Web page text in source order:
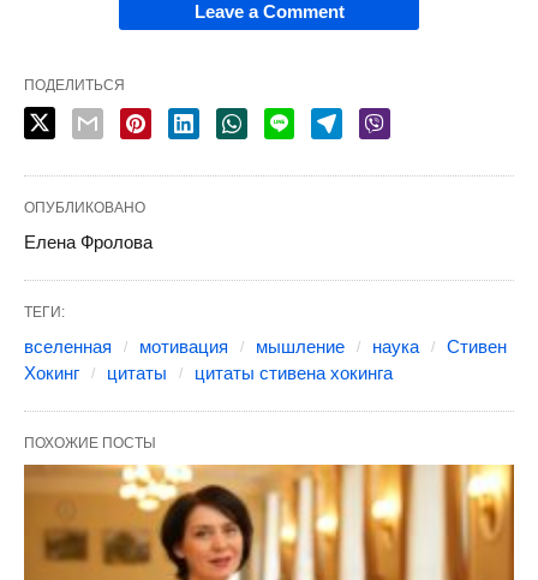
Leave a Comment
ПОДЕЛИТЬСЯ
ОПУБЛИКОВАНО
Елена Фролова
ТЕГИ:
вселенная мотивация мышление наука
Стивен
Хокинг
цитаты цитаты стивена хокинга
ПОХОЖИЕ ПОСТЫ